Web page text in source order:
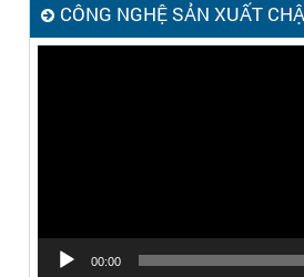
CÔNG NGHỆ SẢN XUẤT
00:00